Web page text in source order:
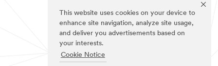
This website uses cookies on your device to
enhance site navigation, analyze site usage,
and deliver you advertisements based on
your interests.
Cookie Notice